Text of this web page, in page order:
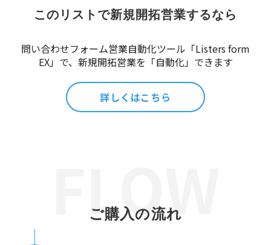
このリストで新規開拓営業するなら
問い合わせフォーム営業自動化ツール「Listers form
EX」で、新規開拓営業を「自動化」できます
詳しくはこちら
ご購入の流れ